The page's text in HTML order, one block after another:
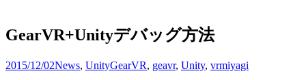
GearVR+Unityデバッグ方法
2015/12/02News, UnityGearVR, geavr, Unity, vrmiyagi